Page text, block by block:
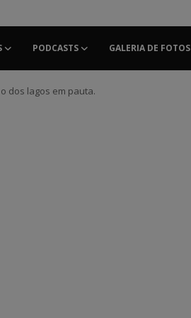
PODCASTS GALERIA DE FOTOS
dos lagos em pauta.